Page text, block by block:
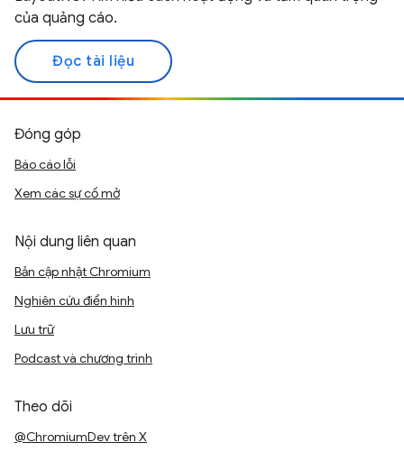
của quảng cáo.
Đọc tài liệu
Đóng góp
Báo cáo lỗi
Xem các sự cố mở
Nội dung liên quan
Bản cập nhật Chromium
Nghiên cứu điển hình
Lưu trữ
Podcast và chương trình
Theo dõi
@ChromiumDev trên X